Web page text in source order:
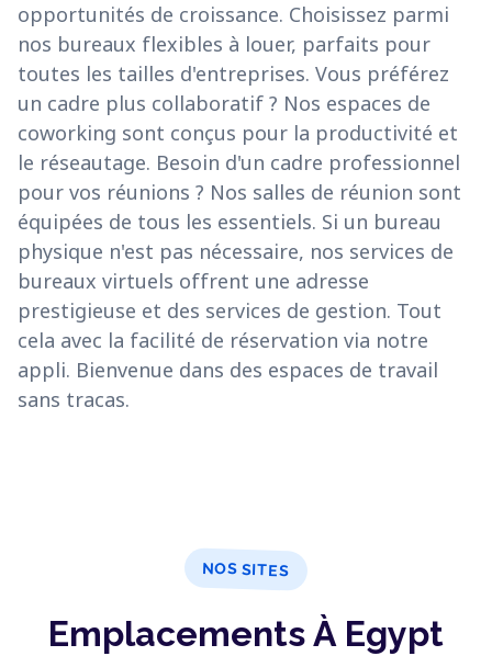
opportunités de croissance. Choisissez parmi
nos bureaux flexibles à louer, parfaits pour
toutes les tailles d'entreprises. Vous préférez
un cadre plus collaboratif ? Nos espaces de
coworking sont conçus pour la productivité et
le réseautage. Besoin d'un cadre professionnel
pour vos réunions ? Nos salles de réunion sont
équipées de tous les essentiels. Si un bureau
physique n'est pas nécessaire, nos services de
bureaux virtuels offrent une adresse
prestigieuse et des services de gestion. Tout
cela avec la facilité de réservation via notre
appli. Bienvenue dans des espaces de travail
sans tracas.
NOS SITES
Emplacements À Egypt